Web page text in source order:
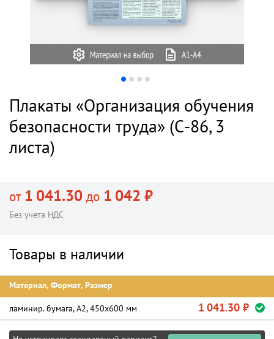
Плакаты «Организация обучения
безопасности труда» (С-86, 3
листа)
от1 041.30 до 1 042 ₽
Без учета НДС
Товары в наличии
Материал, Формат, Размер
ламинир. бумага, А2, 450х600 мм 1 041.30 ₽